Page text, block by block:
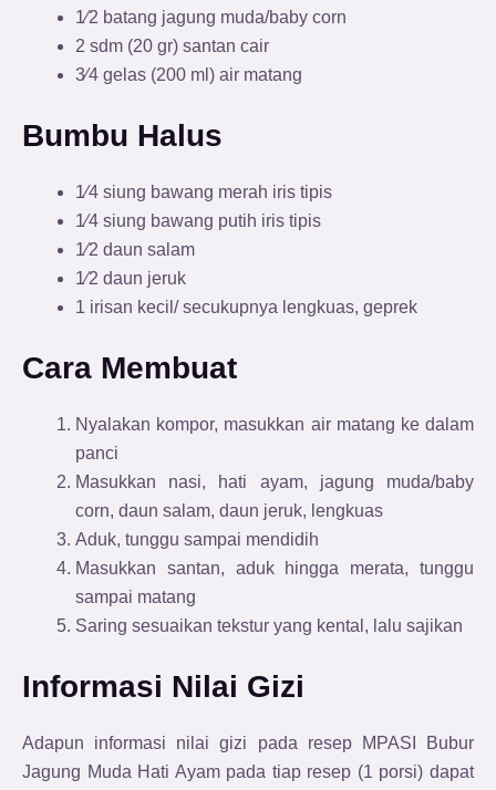
1⁄2 batang jagung muda/baby corn
2 sdm (20 gr) santan cair
3⁄4 gelas (200 ml) air matang
Bumbu Halus
1⁄4 siung bawang merah iris tipis
1⁄4 siung bawang putih iris tipis
1⁄2 daun salam
1⁄2 daun jeruk
1 irisan kecil/ secukupnya lengkuas, geprek
Cara Membuat
Nyalakan kompor, masukkan air matang ke dalam
panci
Masukkan nasi, hati ayam, jagung muda/baby
corn, daun salam, daun jeruk, lengkuas
Aduk, tunggu sampai mendidih
Masukkan santan, aduk hingga merata, tunggu
sampai matang
Saring sesuaikan tekstur yang kental, lalu sajikan
Informasi Nilai Gizi
Adapun informasi nilai gizi pada resep MPASI Bubur
Jagung Muda Hati Ayampada tiap resep (1 porsi) dapat